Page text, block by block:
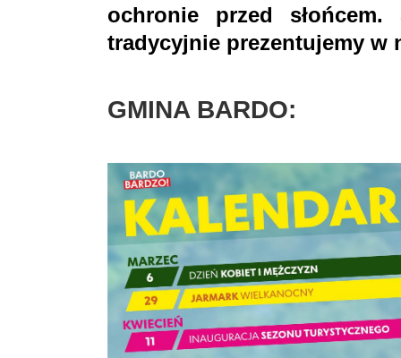
ochronie przed słońcem.
tradycyjnie prezentujemy w
GMINA BARDO: